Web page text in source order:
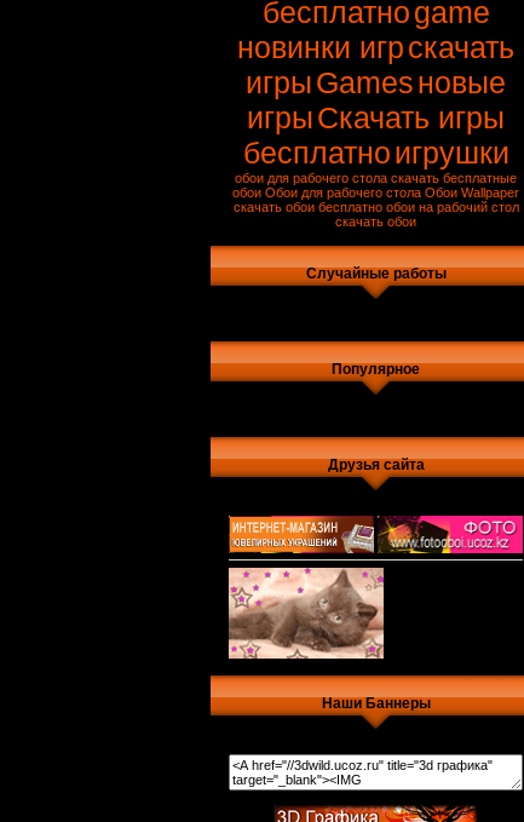
бесплатноgame
новинки игрскачать
игрыGamesновые
игрыСкачать игры
бесплатноигрушки
обои для рабочего стола скачать бесплатные
обои Обои для рабочего стола Обои Wallpaper
скачать обои бесплатно обои на рабочий стол
скачать обои
Случайные работы
Популярное
Друзья сайта
Наши Баннеры